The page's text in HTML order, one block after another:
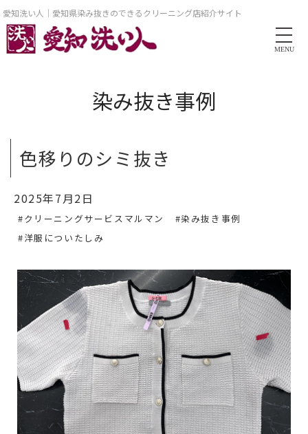
愛知洗い人｜愛知県染み抜きのできるクリーニング店紹介サイト
MENU
染み抜き事例
色移りのシミ抜き
2025年7月2日
#クリーニングサービスマルマン
#染み抜き事例
#洋服についたしみ